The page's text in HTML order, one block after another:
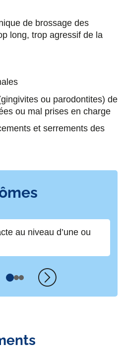
de brossage des
long, trop agressif de la
ou parodontites) de
ou mal prises en charge
et serrements des
au niveau d’une ou
Suivant